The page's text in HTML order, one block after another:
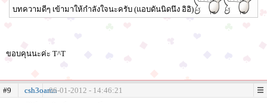
บทความดีๆ เข้ามาให้กำลังใจนะครับ (แอบดันนิดนึง อิอิ)
ขอบคุนนะค่ะ T^T
#9 csh3oamn06-01-2012 - 14:46:21